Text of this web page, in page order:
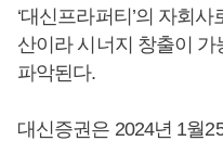
‘대신프라퍼티’의 자회
산이라 시너지 창출이
파악된다.
대신증권은 2024년 1월